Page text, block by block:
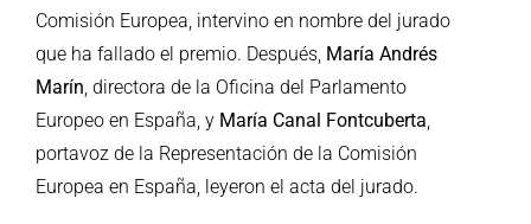
Comisión Europea, intervino en nombre del jurado
que ha fallado el premio. Después, María Andrés
Marín , directora de la Oficina del Parlamento
Europeo en España, y María Canal Fontcuberta
portavoz de la Representación de la Comisión
Europea en España, leyeron el acta del jurado.